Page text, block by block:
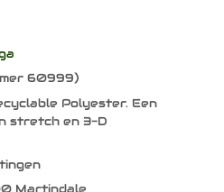
60999)
Polyester. Een
stretch en 3-D